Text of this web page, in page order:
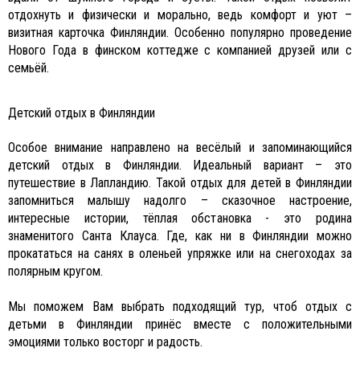
отдохнуть и физически и морально, ведь комфорт и уют –
визитная карточка Финляндии. Особенно популярно проведение
Нового Года в финском коттедже с компанией друзей или с
семьёй.
Детский отдых в Финляндии
Особое внимание направлено на весёлый и запоминающийся
детский отдых в Финляндии. Идеальный вариант – это
путешествие в Лапландию. Такой отдых для детей в Финляндии
запомниться малышу надолго – сказочное настроение,
интересные истории, тёплая обстановка - это родина
знаменитого Санта Клауса. Где, как ни в Финляндии можно
прокататься на санях в оленьей упряжке или на снегоходах за
полярным кругом.
Мы поможем Вам выбрать подходящий тур, чтоб отдых с
детьми в Финляндии принёс вместе с положительными
эмоциями только восторг и радость.